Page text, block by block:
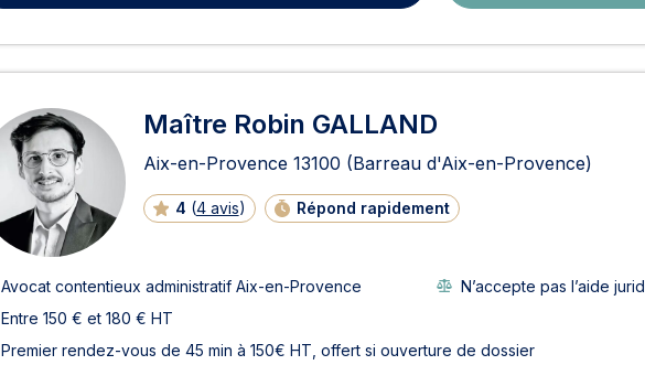
Maître Robin GALLAND
Aix-en-Provence 13100 (Barreau d'Aix-en-Provence)
4 (4 avis) Répond rapidement
Avocat contentieux administratif Aix-en-Provence
N’accepte pas l’aide
Entre 150 € et 180 € HT
Premier rendez-vous de 45 min à 150€ HT, offert si ouverture de dossier